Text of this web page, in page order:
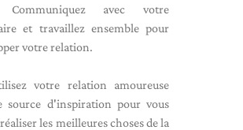
avec votre
et travaillez ensemble pour
votre relation.
votre relation amoureuse
source d'inspiration pour vous
les meilleures choses de la